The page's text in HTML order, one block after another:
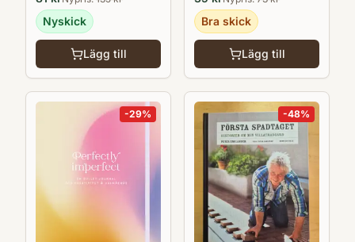
Nyskick
Lägg till
Bra skick
Lägg till
-29% -48%